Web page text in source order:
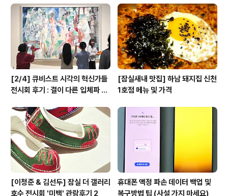
[2/4] 큐비스트 시각의 혁신가들
전시회 후기 : 결이 다른 입체파 작
[잠실새내 맛집] 하남 돼지집 신천
1호점 메뉴 및 가격
[이청준 & 김선두] 잠실 더 갤러리
호수 전시회 '미백' 관람후기 2
휴대폰 액정 파손 데이터 백업 및
복구방법 팁 (사설 가지 마세요)